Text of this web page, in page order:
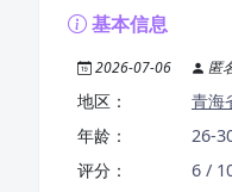
基本信息
2026-07-06 匿
地区： 青海
年龄：
26-
评分：
6 /